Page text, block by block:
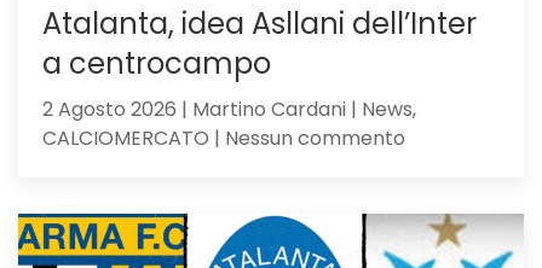
Atalanta, idea Asllani dell’Inter
a centrocampo
2 Agosto 2026 | Martino Cardani | News,
CALCIOMERCATO | Nessun commento
Asllani
dell’Inter